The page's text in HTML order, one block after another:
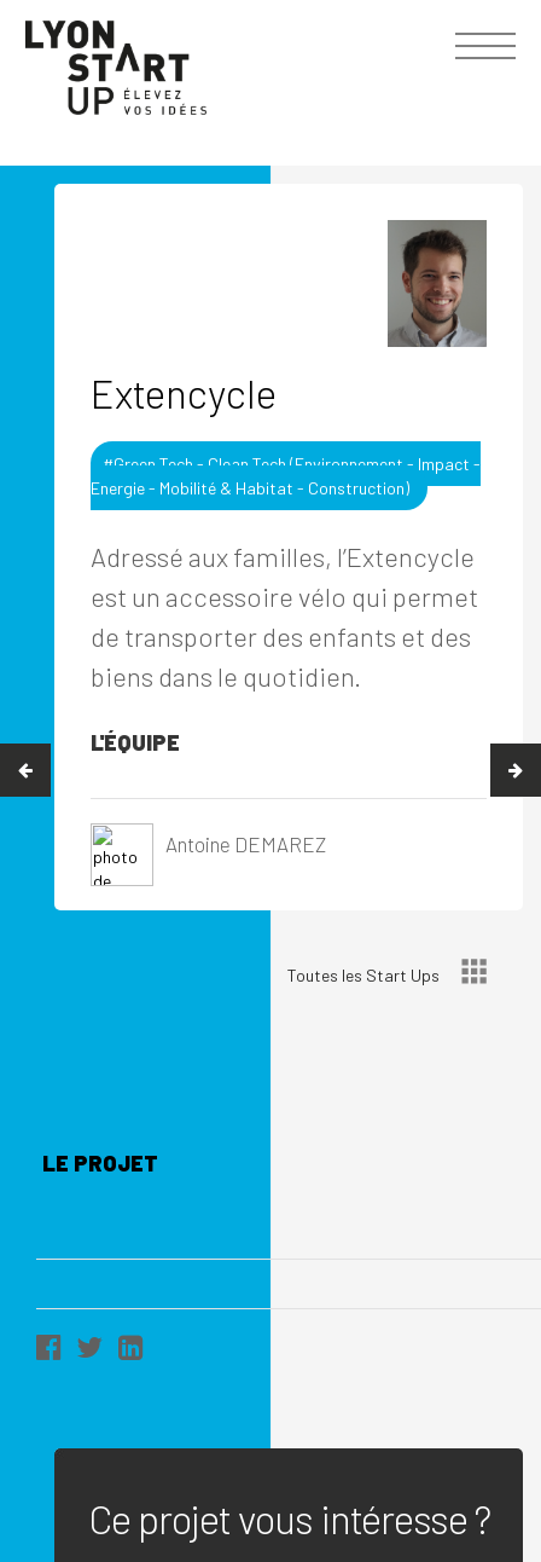
Extencycle
#Green Tech - Clean Tech (Environnement - Impact -
Energie - Mobilité & Habitat - Construction)
Adressé aux familles, l’Extencycle
est un accessoire vélo qui permet
de transporter des enfants et des
biens dans le quotidien.
L'ÉQUIPE
Antoine DEMAREZ
Toutes les Start Ups
LE PROJET
Ce projet vous intéresse ?